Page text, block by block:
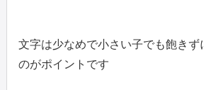
文字は少なめで小さい子でも飽きず
のがポイントです